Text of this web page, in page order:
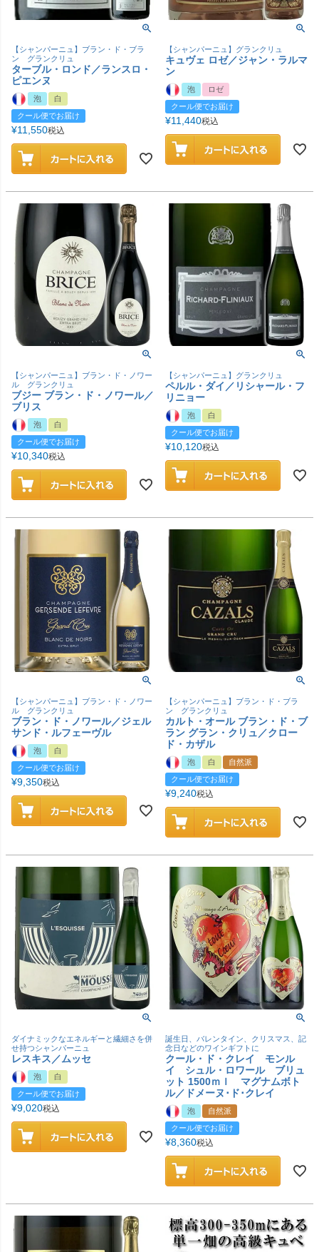
【シャンパーニュ】ブラン・ド・ブラ
ン グランクリュ
ターブル・ロンド／ランスロ・
ピエンヌ
泡
白
クール便でお届け
¥11,550税込
【シャンパーニュ】グランクリュ
キュヴェ ロゼ／ジャン・ラルマ
ン
泡
ロゼ
クール便でお届け
¥11,440税込
【シャンパーニュ】ブラン・ド・ノワー
ル グランクリュ
ブジー ブラン・ド・ノワール／
ブリス
泡
白
クール便でお届け
¥10,340税込
【シャンパーニュ】グランクリュ
ペルル・ダイ／リシャール・フ
リニョー
泡
白
クール便でお届け
¥10,120税込
【シャンパーニュ】ブラン・ド・ノワー
ル グランクリュ
ブラン・ド・ノワール／ジェル
サンド・ルフェーヴル
泡
白
クール便でお届け
¥9,350税込
【シャンパーニュ】ブラン・ド・ブラ
ン グランクリュ
カルト・オール ブラン・ド・ブ
ラン グラン・クリュ／クロー
ド・カザル
泡 白
自然派
クール便でお届け
¥9,240税込
ダイナミックなエネルギーと繊細さを併
せ持つシャンパーニュ
レスキス／ムッセ
泡
白
クール便でお届け
¥9,020税込
誕生日、バレンタイン、クリスマス、記
念日などのワインギフトに
クール・ド・クレイ モンル
イ シュル・ロワール ブリュ
ット 1500ｍｌ マグナムボト
ル／ドメーヌ･ド･クレイ
泡
自然派
クール便でお届け
¥8,360税込